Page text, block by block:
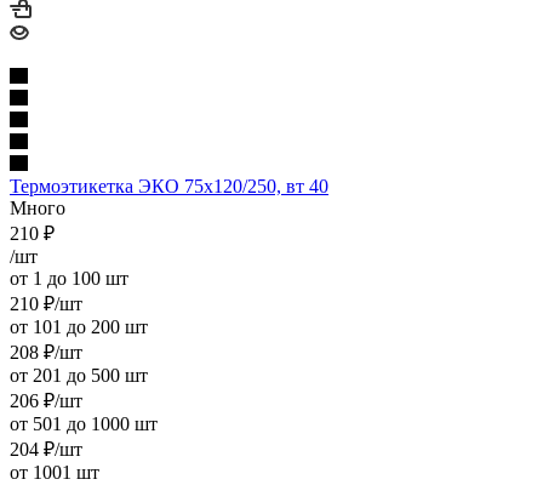
Термоэтикетка ЭКО 75х120/250, вт 40
Много
210 ₽
/шт
от 1 до 100 шт
210 ₽/шт
от 101 до 200 шт
208 ₽/шт
от 201 до 500 шт
206 ₽/шт
от 501 до 1000 шт
204 ₽/шт
от 1001 шт